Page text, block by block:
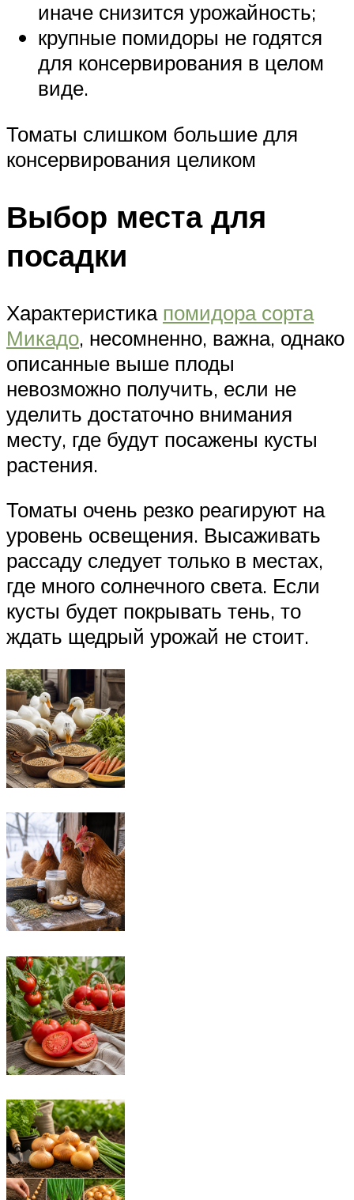
иначе снизится урожайность;
крупные помидоры не годятся
для консервирования в целом
виде.
Томаты слишком большие для
консервирования целиком
Выбор места для
посадки
Характеристика помидора сорта
Микадо, несомненно, важна, однако
описанные выше плоды
невозможно получить, если не
уделить достаточно внимания
месту, где будут посажены кусты
растения.
Томаты очень резко реагируют на
уровень освещения. Высаживать
рассаду следует только в местах,
где много солнечного света. Если
кусты будет покрывать тень, то
ждать щедрый урожай не стоит.